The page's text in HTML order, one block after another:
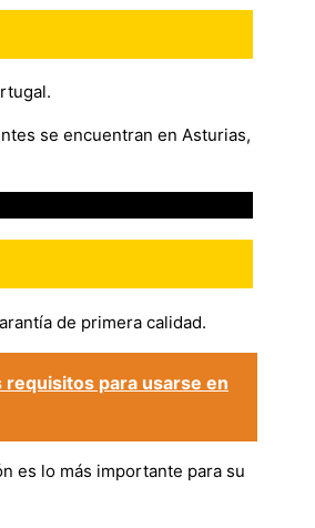
se encuentran en Asturias,
de primera calidad.
para usarse en
es lo más importante para su